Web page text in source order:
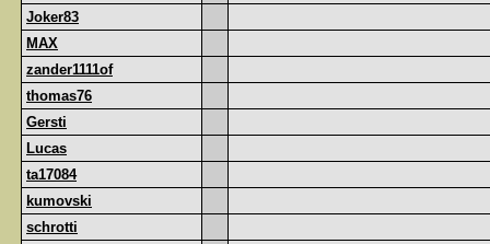
Joker83
MAX
zander1111of
thomas76
Gersti
Lucas
ta17084
kumovski
schrotti